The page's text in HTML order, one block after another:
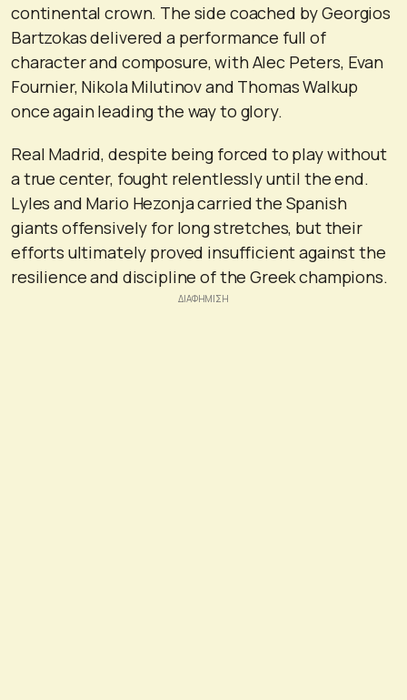
continental crown. The side coached by Georgios
Bartzokas delivered a performance full of
character and composure, with Alec Peters, Evan
Fournier, Nikola Milutinov and Thomas Walkup
once again leading the way to glory.
Real Madrid, despite being forced to play without
a true center, fought relentlessly until the end.
Lyles and Mario Hezonja carried the Spanish
giants offensively for long stretches, but their
efforts ultimately proved insufficient against the
resilience and discipline of the Greek champions.